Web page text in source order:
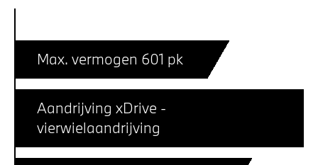
Max. vermogen 601 pk
Aandrijving xDrive -
vierwielaandrijving